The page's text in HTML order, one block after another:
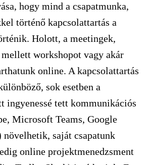
hogy mind a csapatmunka,
történő kapcsolattartás a
Holott, a meetingek,
workshopot vagy akár
online. A kapcsolattartás
sok esetben a
ingyenessé tett kommunikációs
Microsoft Teams, Google
növelhetik, saját csapatunk
online projektmenedzsment